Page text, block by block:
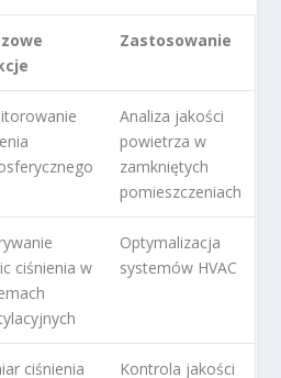
Zastosowanie
Analiza jakości
powietrza w
zamkniętych
pomieszczeniach
ciśnienia w
Optymalizacja
systemów HVAC
ciśnienia
Kontrola jakości